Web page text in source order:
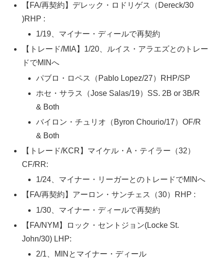
【FA/再契約】デレック・ロドリゲス（Dereck/30
)RHP :
1/19、マイナー・ディールで再契約
【トレード/MIA】1/20、ルイス・アラエズとのトレー
ドでMINへ
パブロ・ロペス（Pablo Lopez/27）RHP/SP
ホセ・サラス（Jose Salas/19）SS. 2B or 3B/R
& Both
バイロン・チュリオ（Byron Chourio/17）OF/R
& Both
【トレード/KCR】マイケル・A・テイラー（32）
CF/RR:
1/24、マイナー・リーガーとのトレードでMINへ
【FA/再契約】アーロン・サンチェス（30）RHP :
1/30、マイナー・ディールで再契約
【FA/NYM】ロック・セントジョン(Locke St.
John/30) LHP:
2/1、MINとマイナー・ディール